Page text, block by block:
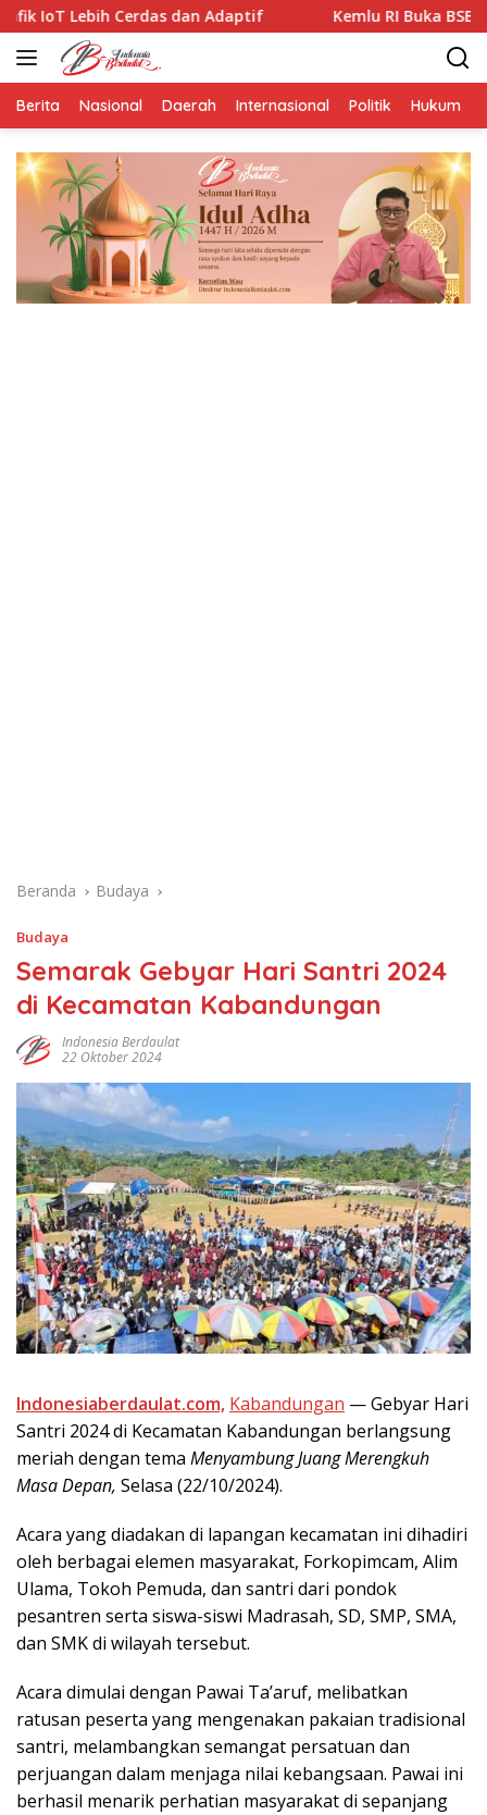
Langsung
ke
konten
dan Adaptif Kemlu RI Buka BSBI 2026, Peserta
Berita Nasional Daerah Internasional Politik Hukum
Beranda Budaya
Budaya
Semarak Gebyar Hari Santri 2024
di Kecamatan Kabandungan
Indonesia Berdaulat
22 Oktober 2024
Indonesiaberdaulat.com, Kabandungan — Gebyar Hari
Santri 2024 di Kecamatan Kabandungan berlangsung
meriah dengan tema Menyambung Juang Merengkuh
Masa Depan, Selasa (22/10/2024).
Acara yang diadakan di lapangan kecamatan ini dihadiri
oleh berbagai elemen masyarakat, Forkopimcam, Alim
Ulama, Tokoh Pemuda, dan santri dari pondok
pesantren serta siswa-siswi Madrasah, SD, SMP, SMA,
dan SMK di wilayah tersebut.
Acara dimulai dengan Pawai Ta’aruf, melibatkan
ratusan peserta yang mengenakan pakaian tradisional
santri, melambangkan semangat persatuan dan
perjuangan dalam menjaga nilai kebangsaan. Pawai ini
berhasil menarik perhatian masyarakat di sepanjang